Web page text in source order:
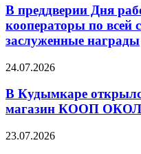
В преддверии Дня
кооператоры по всей
заслуженные награды
24.07.2026
В Кудымкаре
магазин КООП
23.07.2026